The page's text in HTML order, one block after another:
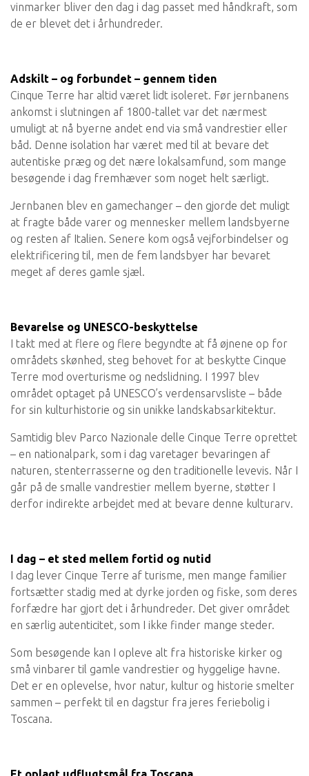
vinmarker bliver den dag i dag passet med håndkraft, som
de er blevet det i århundreder.
Adskilt – og forbundet – gennem tiden
Cinque Terre har altid været lidt isoleret. Før jernbanens
ankomst i slutningen af 1800-tallet var det nærmest
umuligt at nå byerne andet end via små vandrestier eller
båd. Denne isolation har været med til at bevare det
autentiske præg og det nære lokalsamfund, som mange
besøgende i dag fremhæver som noget helt særligt.
Jernbanen blev en gamechanger – den gjorde det muligt
at fragte både varer og mennesker mellem landsbyerne
og resten af Italien. Senere kom også vejforbindelser og
elektrificering til, men de fem landsbyer har bevaret
meget af deres gamle sjæl.
Bevarelse og UNESCO-beskyttelse
I takt med at flere og flere begyndte at få øjnene op for
områdets skønhed, steg behovet for at beskytte Cinque
Terre mod overturisme og nedslidning. I 1997 blev
området optaget på UNESCO’s verdensarvsliste – både
for sin kulturhistorie og sin unikke landskabsarkitektur.
Samtidig blev Parco Nazionale delle Cinque Terre oprettet
– en nationalpark, som i dag varetager bevaringen af
naturen, stenterrasserne og den traditionelle levevis. Når I
går på de smalle vandrestier mellem byerne, støtter I
derfor indirekte arbejdet med at bevare denne kulturarv.
I dag – et sted mellem fortid og nutid
I dag lever Cinque Terre af turisme, men mange familier
fortsætter stadig med at dyrke jorden og fiske, som deres
forfædre har gjort det i århundreder. Det giver området
en særlig autenticitet, som I ikke finder mange steder.
Som besøgende kan I opleve alt fra historiske kirker og
små vinbarer til gamle vandrestier og hyggelige havne.
Det er en oplevelse, hvor natur, kultur og historie smelter
sammen – perfekt til en dagstur fra jeres feriebolig i
Toscana.